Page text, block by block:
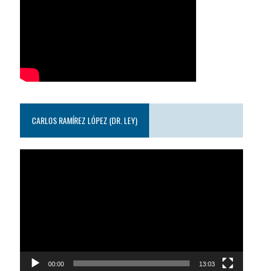
CARLOS RAMÍREZ LÓPEZ (DR. LEY)
00:00 13:03